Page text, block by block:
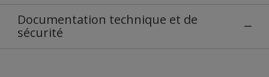
Documentation technique et de
sécurité